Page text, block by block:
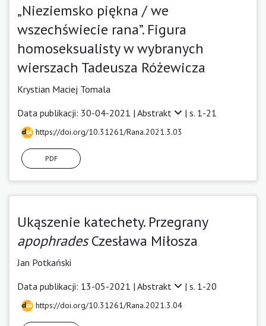
„Nieziemsko piękna / we
wszechświecie rana”. Figura
homoseksualisty w wybranych
wierszach Tadeusza Różewicza
Krystian Maciej Tomala
Data publikacji: 30-04-2021 | Abstrakt | s. 1-21
https://doi.org/10.31261/Rana.2021.3.03
PDF
Ukąszenie katechety. Przegrany
apophradesCzesława Miłosza
Jan Potkański
Data publikacji: 13-05-2021 | Abstrakt | s. 1-20
https://doi.org/10.31261/Rana.2021.3.04